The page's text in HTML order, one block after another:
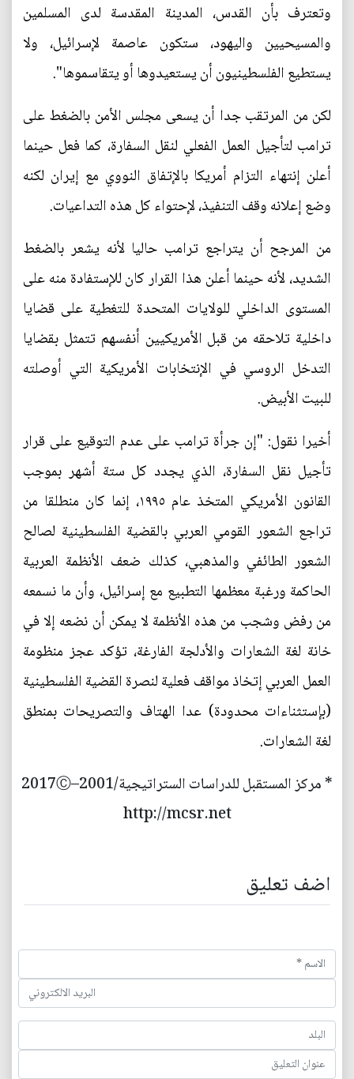
وتعترف بأن القدس، المدينة المقدسة لدى المسلمين
والمسيحيين واليهود، ستكون عاصمة لإسرائيل، ولا
يستطيع الفلسطينيون أن يستعيدوها أو يتقاسموها".
لكن من المرتقب جدا أن يسعى مجلس الأمن بالضغط على
ترامب لتأجيل العمل الفعلي لنقل السفارة، كما فعل حينما
أعلن إنتهاء التزام أمريكا بالإتفاق النووي مع إيران لكنه
وضع إعلانه وقف التنفيذ، لإحتواء كل هذه التداعيات.
من المرجح أن يتراجع ترامب حاليا لأنه يشعر بالضغط
الشديد، لأنه حينما أعلن هذا القرار كان للإستفادة منه على
المستوى الداخلي للولايات المتحدة للتغطية على قضايا
داخلية تلاحقه من قبل الأمريكيين أنفسهم تتمثل بقضايا
التدخل الروسي في الإنتخابات الأمريكية التي أوصلته
للبيت الأبيض.
أخيرا نقول: "إن جرأة ترامب على عدم التوقيع على قرار
تأجيل نقل السفارة، الذي يجدد كل ستة أشهر بموجب
القانون الأمريكي المتخذ عام ١٩٩٥، إنما كان منطلقا من
تراجع الشعور القومي العربي بالقضية الفلسطينية لصالح
الشعور الطائفي والمذهبي، كذلك ضعف الأنظمة العربية
الحاكمة ورغبة معظمها التطبيع مع إسرائيل، وأن ما نسمعه
من رفض وشجب من هذه الأنظمة لا يمكن أن نضعه إلا في
خانة لغة الشعارات والأدلجة الفارغة، تؤكد عجز منظومة
العمل العربي إتخاذ مواقف فعلية لنصرة القضية الفلسطينية
(بإستثناءات محدودة) عدا الهتاف والتصريحات بمنطق
لغة الشعارات.
* مركز المستقبل للدراسات الستراتيجية/2001–2017Ⓒ
http://mcsr.net
اضف تعليق